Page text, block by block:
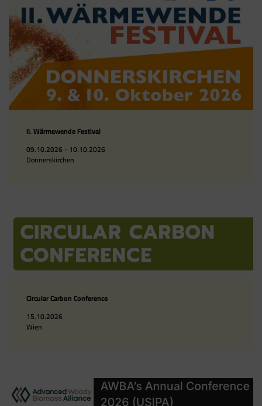
II. Wärmewende Festival
09.10.2026 - 10.10.2026
Donnerskirchen
Circular Carbon Conference
15.10.2026
Wien